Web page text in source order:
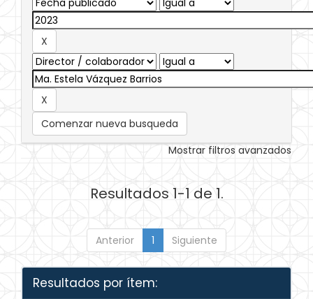
Comenzar nueva busqueda
Mostrar filtros avanzados
Resultados 1-1 de 1.
Anterior 1 Siguiente
Resultados por ítem: